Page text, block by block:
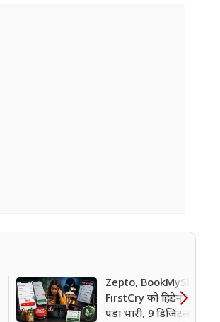
Zepto, BookMyShow,
FirstCry को हिडेन चार्ज
पड़ा भारी, 9 डिजिटल